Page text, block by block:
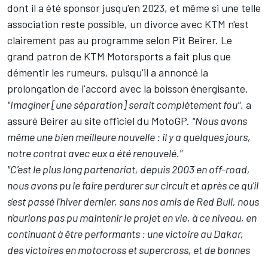
dont il a été sponsor jusqu'en 2023, et même si une telle
association reste possible, un divorce avec KTM n'est
clairement pas au programme selon Pit Beirer. Le
grand patron de KTM Motorsports a fait plus que
démentir les rumeurs, puisqu'il a annoncé la
prolongation de l'accord avec la boisson énergisante.
"Imaginer [une séparation] serait complètement fou", a
assuré Beirer au site officiel du MotoGP. "Nous avons
même une bien meilleure nouvelle : il y a quelques jours,
notre contrat avec eux a été renouvelé."
"C'est le plus long partenariat, depuis 2003 en off-road,
nous avons pu le faire perdurer sur circuit et après ce qu'il
s'est passé l'hiver dernier, sans nos amis de Red Bull, nous
n'aurions pas pu maintenir le projet en vie, à ce niveau, en
continuant à être performants : une victoire au Dakar,
des victoires en motocross et supercross, et de bonnes